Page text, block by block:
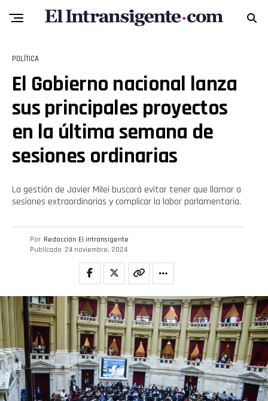
POLÍTICA
El Gobierno nacional lanza
sus principales proyectos
en la última semana de
sesiones ordinarias
La gestión de Javier Milei buscará evitar tener que llamar a
sesiones extraordinarias y complicar la labor parlamentaria.
Por Redacción El intransigente
Publicado 24 noviembre, 2024
Flipboard
Reddit
Pinterest
Email